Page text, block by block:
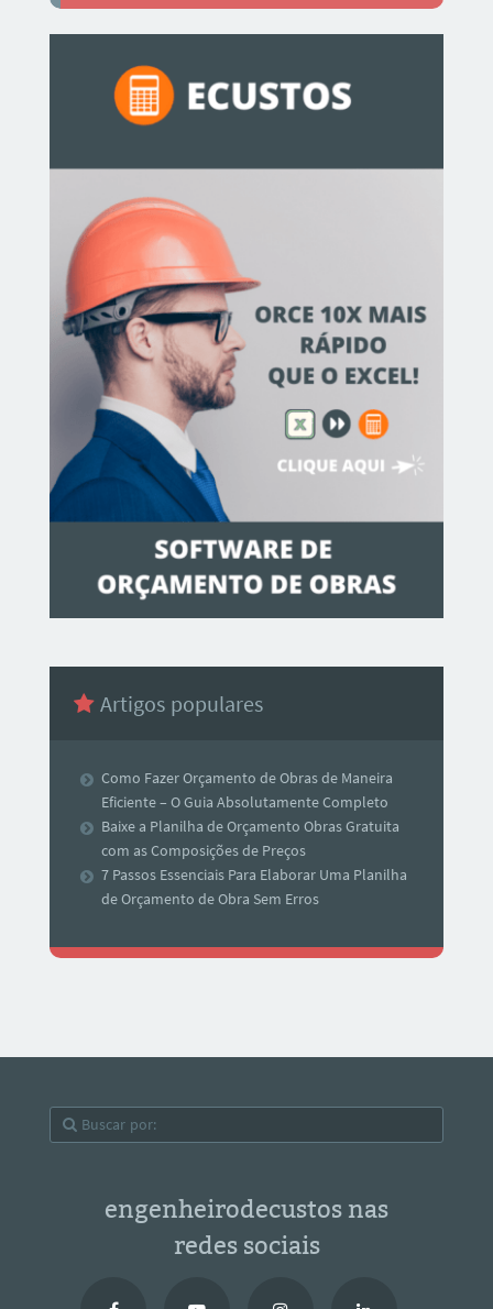
Artigos populares
Como Fazer Orçamento de Obras de Maneira
Eficiente – O Guia Absolutamente Completo
Baixe a Planilha de Orçamento Obras Gratuita
com as Composições de Preços
7 Passos Essenciais Para Elaborar Uma Planilha
de Orçamento de Obra Sem Erros
engenheirodecustos nas
redes sociais